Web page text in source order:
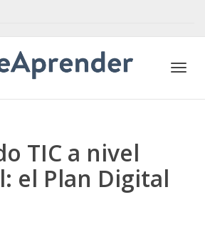
TIC a nivel
el Plan Digital